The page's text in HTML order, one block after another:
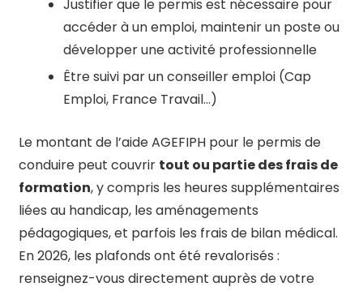
Justifier que le permis est nécessaire pour
accéder à un emploi, maintenir un poste ou
développer une activité professionnelle
Être suivi par un conseiller emploi (Cap
Emploi, France Travail…)
Le montant de l’aide AGEFIPH pour le permis de
conduire peut couvrir tout ou partie des frais de
formation, y compris les heures supplémentaires
liées au handicap, les aménagements
pédagogiques, et parfois les frais de bilan médical.
En 2026, les plafonds ont été revalorisés :
renseignez-vous directement auprès de votre